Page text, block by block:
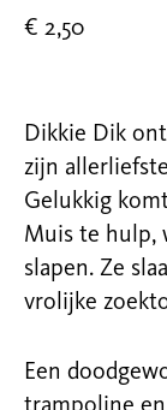
€ 2,50
Dikkie Dik
zijn
Gelukkig
Muis te hulp,
slapen. Ze
vrolijke
Een